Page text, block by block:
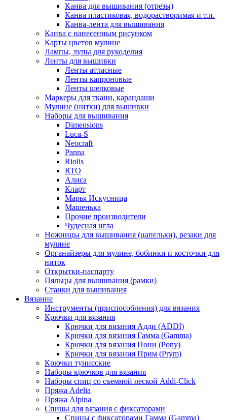
Канва для вышивания (отрезы)
Канва пластиковая, водорастворимая и т.п.
Канва-лента для вышивания
Канва с нанесенным рисунком
Карты цветов мулине
Лампы, лупы для рукоделия
Ленты для вышивки
Ленты атласные
Ленты капроновые
Ленты шелковые
Маркеры для ткани, карандаши
Мулине (нитки) для вышивки
Наборы для вышивания
Dimensions
Luca-S
Neocraft
Panna
Riolis
RTO
Алиса
Кларт
Марья Искусница
Машенька
Прочие производители
Чудесная игла
Ножницы для вышивания (цапельки), резаки для
мулине
Органайзеры для мулине, бобинки и косточки для
ниток
Открытки-паспарту
Пяльцы для вышивания (рамки)
Станки для вышивания
Вязание
Инструменты (приспособления) для вязания
Крючки для вязания
Крючки для вязания Адди (ADDI)
Крючки для вязания Гамма (Gamma)
Крючки для вязания Пони (Pony)
Крючки для вязания Прим (Prym)
Крючки тунисские
Наборы крючков для вязания
Наборы спиц со съемной леской Addi-Click
Пряжа Adelia
Пряжа Alpina
Спицы для вязания с фиксаторами
Спицы с фиксаторами Гамма (Gamma)